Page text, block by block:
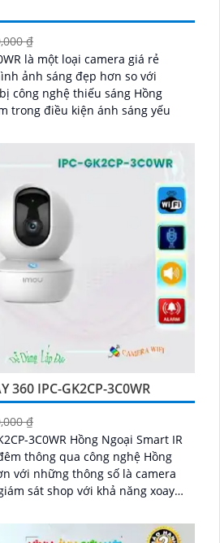
₫
là một loại camera giá rẻ
ảnh sáng đẹp hơn so với
trong điều kiện ánh sáng yếu
360 IPC-GK2CP-3C0WR
₫
3C0WR Hồng Ngoại Smart IR
thông qua công nghệ Hồng
sát shop với khả năng xoay